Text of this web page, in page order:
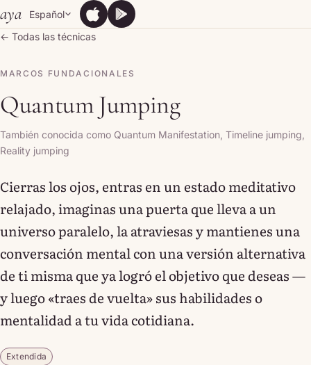
Skip to content
aya Español App Store
App StoreGoogle Play
Google Play
← Todas las técnicas
MARCOS FUNDACIONALES
Quantum Jumping
También conocida como Quantum Manifestation, Timeline jumping,
Reality jumping
Cierras los ojos, entras en un estado meditativo
relajado, imaginas una puerta que lleva a un
universo paralelo, la atraviesas y mantienes una
conversación mental con una versión alternativa
de ti misma que ya logró el objetivo que deseas —
y luego «traes de vuelta» sus habilidades o
mentalidad a tu vida cotidiana.
Extendida